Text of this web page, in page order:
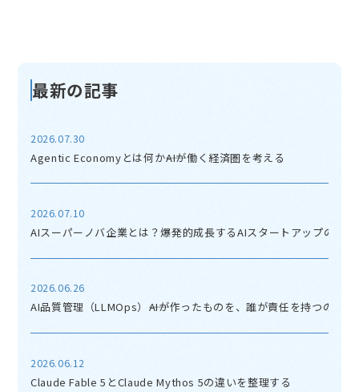
最新の記事
2026.07.30
Agentic Economyとは何か――AIが働く経済圏を考える
2026.07.10
AIスーパーノバ企業とは？爆発的成長するAIスタートアップの正体
2026.06.26
AI品質管理（LLMOps）――AIが作ったものを、誰が責任を持つのか
2026.06.12
Claude Fable 5とClaude Mythos 5の違いを整理する